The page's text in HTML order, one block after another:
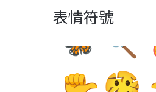
表情符號